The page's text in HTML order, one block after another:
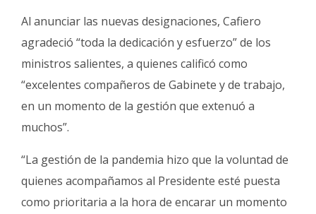
Al anunciar las nuevas designaciones, Cafiero
agradeció “toda la dedicación y esfuerzo” de los
ministros salientes, a quienes calificó como
“excelentes compañeros de Gabinete y de trabajo,
en un momento de la gestión que extenuó a
muchos”.
“La gestión de la pandemia hizo que la voluntad de
quienes acompañamos al Presidente esté puesta
como prioritaria a la hora de encarar un momento